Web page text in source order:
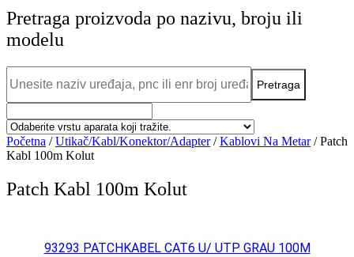
Pretraga proizvoda po nazivu, broju ili
modelu
Početna /Utikač/Kabl/Konektor/Adapter/Kablovi Na Metar/ Patch
Kabl 100m Kolut
Patch Kabl 100m Kolut
93293 PATCHKABEL CAT6 U/ UTP GRAU 100M